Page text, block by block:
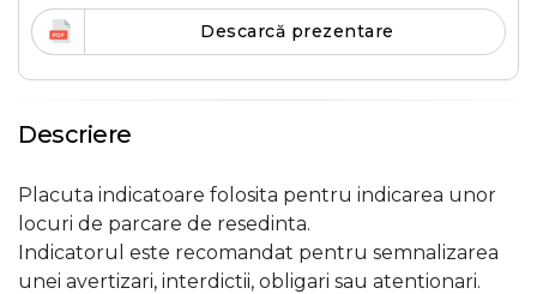
Descarcă prezentare
Descriere
Placuta indicatoare folosita pentru indicarea unor
locuri de parcare de resedinta.
Indicatorul este recomandat pentru semnalizarea
unei avertizari, interdictii, obligari sau atentionari.